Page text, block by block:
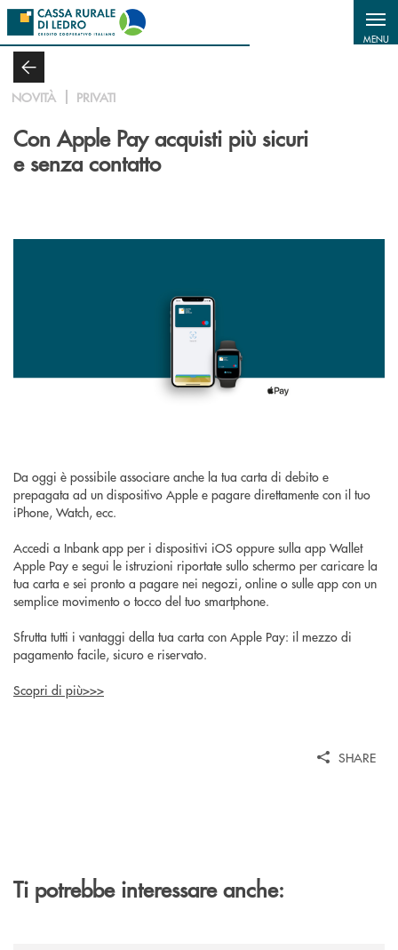
Salta al contenuto principale
MENU
NOVITÀ PRIVATI
Con Apple Pay acquisti più sicuri
e senza contatto
Da oggi è possibile associare anche la tua carta di debito e
prepagata ad un dispositivo Apple e pagare direttamente con il tuo
iPhone, Watch, ecc.
Accedi a Inbank app per i dispositivi iOS oppure sulla app Wallet
Apple Pay e segui le istruzioni riportate sullo schermo per caricare la
tua carta e sei pronto a pagare nei negozi, online o sulle app con un
semplice movimento o tocco del tuo smartphone.
Sfrutta tutti i vantaggi della tua carta con Apple Pay: il mezzo di
pagamento facile, sicuro e riservato.
Scopri di più>>>
SHARE
Ti potrebbe interessare anche: